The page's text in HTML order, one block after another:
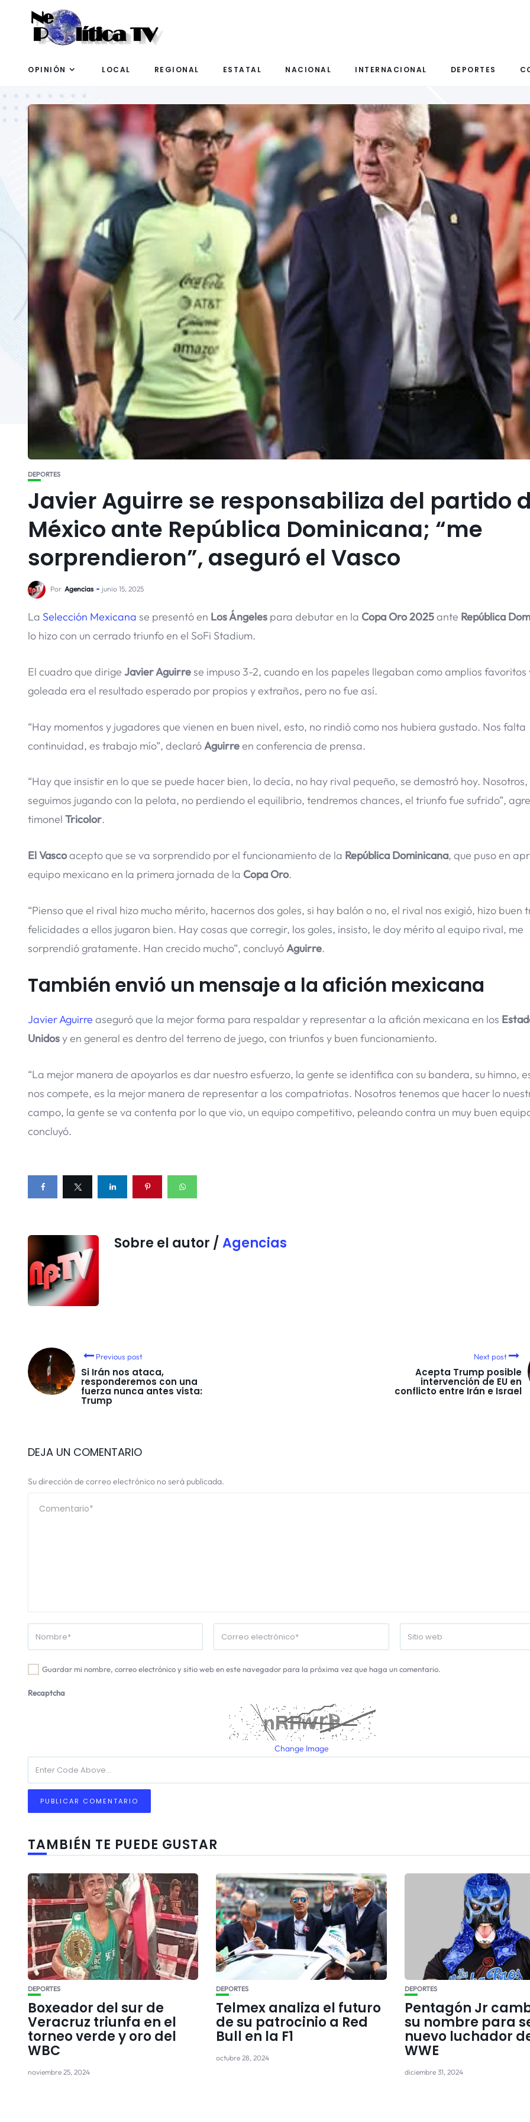
OPINIÓN LOCAL REGIONAL ESTATAL NACIONAL INTERNACIONAL DEPORTES
DEPORTES
Javier Aguirre se responsabiliza del partido
México ante República Dominicana; “me
sorprendieron”, aseguró el Vasco
Por Agencias junio 15, 2025
La Selección Mexicana se presentó en Los Ángeles para debutar en la Copa Oro 2025ante República
lo hizo con un cerrado triunfo en el SoFi Stadium.
El cuadro que dirige Javier Aguirrese impuso 3-2, cuando en los papeles llegaban como amplios favoritos
goleada era el resultado esperado por propios y extraños, pero no fue así.
“Hay momentos y jugadores que vienen en buen nivel, esto, no rindió como nos hubiera gustado. Nos falta
continuidad, es trabajo mío”, declaró Aguirreen conferencia de prensa.
“Hay que insistir en lo que se puede hacer bien, lo decía, no hay rival pequeño, se demostró hoy. Nosotros,
seguimos jugando con la pelota, no perdiendo el equilibrio, tendremos chances, el triunfo fue sufrido”,
timonel Tricolor.
El Vascoacepto que se va sorprendido por el funcionamiento de la República Dominicana, que puso en
equipo mexicano en la primera jornada de la Copa Oro.
“Pienso que el rival hizo mucho mérito, hacernos dos goles, si hay balón o no, el rival nos exigió, hizo buen
felicidades a ellos jugaron bien. Hay cosas que corregir, los goles, insisto, le doy mérito al equipo rival, me
sorprendió gratamente. Han crecido mucho”, concluyóAguirre.
También envió un mensaje a la afición mexicana
Javier Aguirre aseguró que la mejor forma para respaldar y representar a la afición mexicana en los
Unidosy en general es dentro del terreno de juego, con triunfos y buen funcionamiento.
“La mejor manera de apoyarlos es dar nuestro esfuerzo, la gente se identifica con su bandera, su himno,
nos compete, es la mejor manera de representar a los compatriotas. Nosotros tenemos que hacer lo
campo, la gente se va contenta por lo que vio, un equipo competitivo, peleando contra un muy buen
concluyó.
Sobre el autor / Agencias
Previous post
Si Irán nos ataca,
responderemos con una
fuerza nunca antes vista:
Trump
Next post
Acepta Trump posible
intervención de EU en
conflicto entre Irán e Israel
DEJA UN COMENTARIO
Su dirección de correo electrónico no será publicada.
Guardar mi nombre, correo electrónico y sitio web en este navegador para la próxima vez que haga un comentario.
Recaptcha
Change Image
TAMBIÉN TE PUEDE GUSTAR
DEPORTES
Boxeador del sur de
Veracruz triunfa en el
torneo verde y oro del
WBC
noviembre 25, 2024
DEPORTES
Telmex analiza el futuro
de su patrocinio a Red
Bull en la F1
octubre 28, 2024
DEPORTES
Pentagón Jr
su nombre para
nuevo luchador
WWE
diciembre 31, 2024